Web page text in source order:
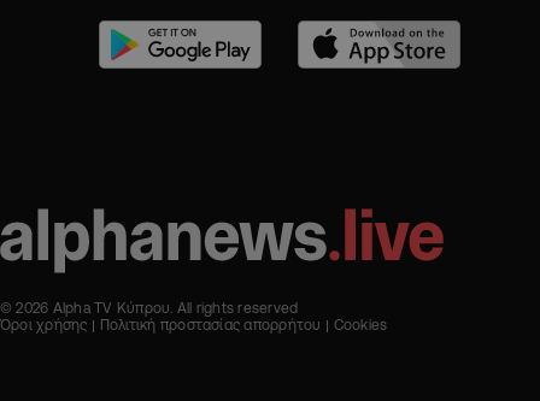
© 2026 Alpha TV Κύπρου. All rights reserved
Όροι χρήσης
Πολιτική προστασίας απορρήτου Cookies